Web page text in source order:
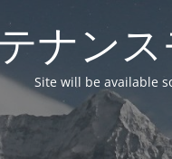
ナン
Site will be available